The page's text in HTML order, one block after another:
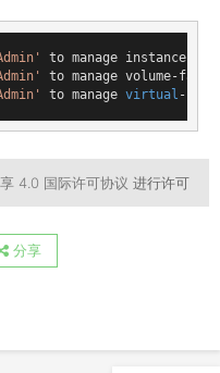
to manage instance-
to manage volume-
to manage virtual -
4.0 国际许可协议 进行许可
分享